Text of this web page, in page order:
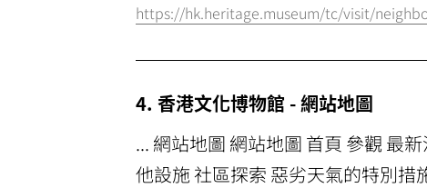
https://hk.heritage.museum/tc/visit/
4. 香港文化博物館 - 網站地圖
... 網站地圖 網站地圖 首頁 參觀 最
他設施 社區探索 惡劣天氣的特別措